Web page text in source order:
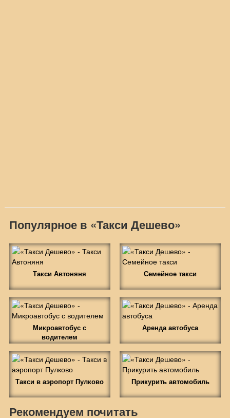
Популярное в «Такси Дешево»
Такси Автоняня Семейное такси
Микроавтобус с
водителем
Аренда автобуса
Такси в аэропорт Пулково Прикурить автомобиль
Рекомендуем почитать